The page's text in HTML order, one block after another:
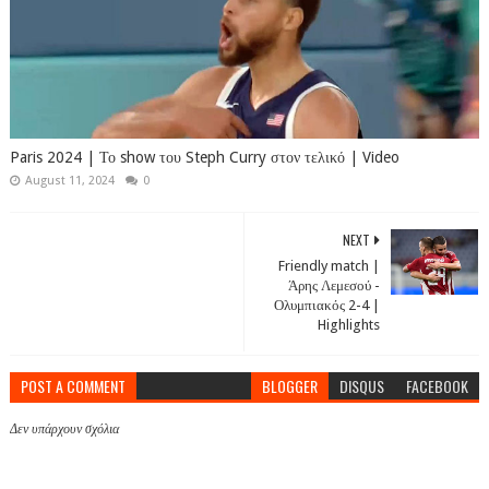
Paris 2024 | Το show του Steph Curry στον τελικό | Video
August 11, 2024 0
NEXT
Friendly match |
Άρης Λεμεσού -
Ολυμπιακός 2-4 |
Highlights
POST A COMMENT BLOGGER DISQUS FACEBOOK
Δεν υπάρχουν σχόλια